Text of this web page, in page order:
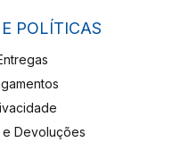
POLÍTICAS
Devoluções